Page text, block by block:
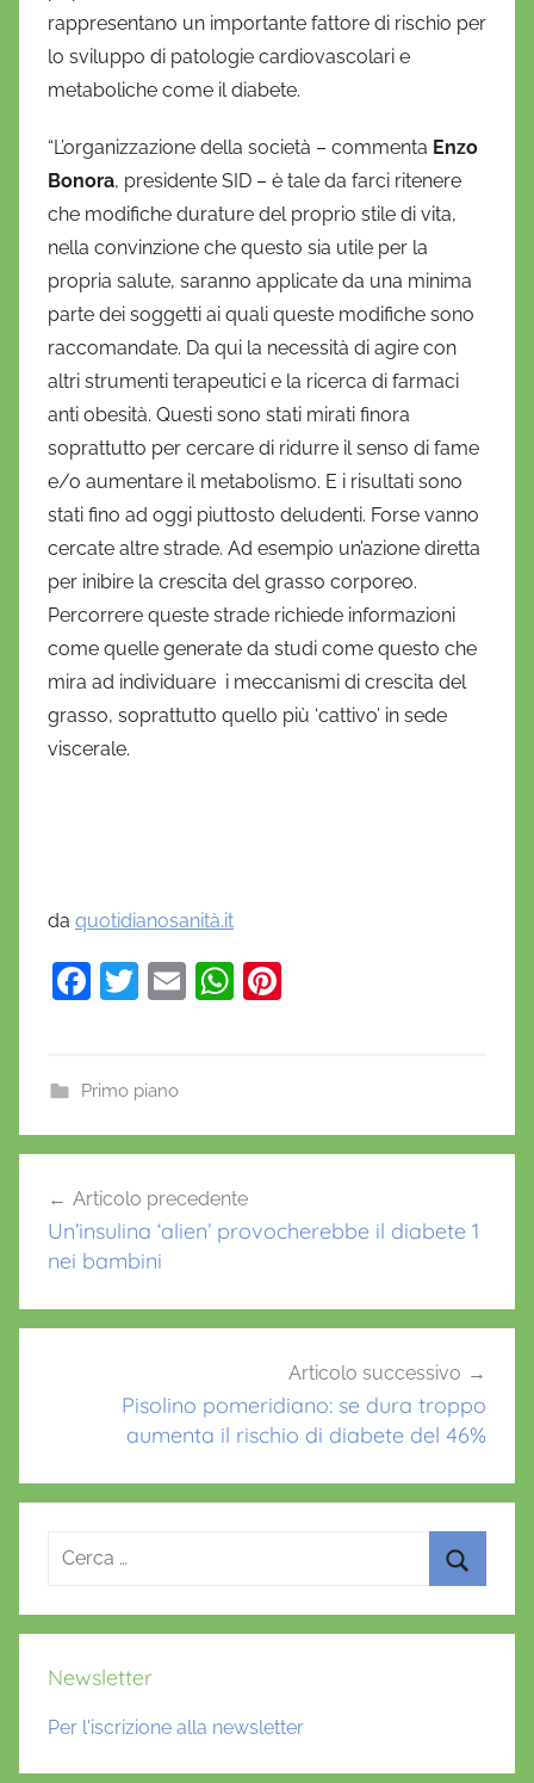
rappresentano un importante fattore di rischio per
lo sviluppo di patologie cardiovascolari e
metaboliche come il diabete.
“L’organizzazione della società – commenta Enzo
Bonora, presidente SID – è tale da farci ritenere
che modifiche durature del proprio stile di vita,
nella convinzione che questo sia utile per la
propria salute, saranno applicate da una minima
parte dei soggetti ai quali queste modifiche sono
raccomandate. Da qui la necessità di agire con
altri strumenti terapeutici e la ricerca di farmaci
anti obesità. Questi sono stati mirati finora
soprattutto per cercare di ridurre il senso di fame
e/o aumentare il metabolismo. E i risultati sono
stati fino ad oggi piuttosto deludenti. Forse vanno
cercate altre strade. Ad esempio un’azione diretta
per inibire la crescita del grasso corporeo.
Percorrere queste strade richiede informazioni
come quelle generate da studi come questo che
mira ad individuare i meccanismi di crescita del
grasso, soprattutto quello più ‘cattivo’ in sede
viscerale.
da quotidianosanità.it
F
e
b
o
k
T
er
E
W
A
p
st
Primo piano
articoli
Articolo precedente
Un’insulina ‘alien’ provocherebbe il diabete 1
nei bambini
Articolo successivo
Pisolino pomeridiano: se dura troppo
aumenta il rischio di diabete del 46%
Ricerca
Newsletter
Per l'iscrizione alla newsletter